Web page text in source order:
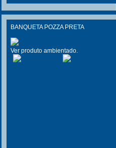
BANQUETA POZZA PRETA
Ver produto ambientado.